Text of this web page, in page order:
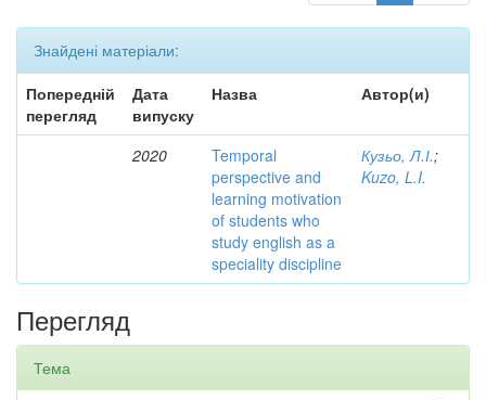
Знайдені матеріали:
Попередній
перегляд
Дата
випуску
Назва Автор(и)
2020
Temporal
perspective and
learning motivation
of students who
study english as a
speciality discipline
Кузьо, Л.І.;
Kuzo, L.I.
Перегляд
Тема